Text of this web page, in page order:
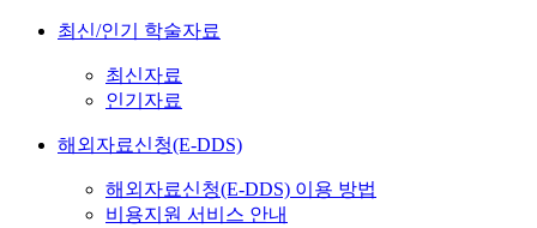
최신/인기 학술자료
최신자료
인기자료
해외자료신청(E-DDS)
해외자료신청(E-DDS) 이용 방법
비용지원 서비스 안내